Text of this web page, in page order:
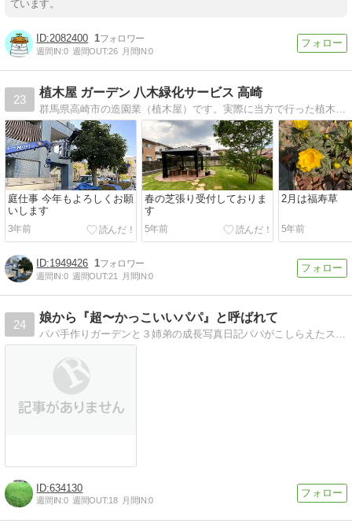
ています。
2082400 1
週間IN:0 週間OUT:26 月間IN:0
23
植木屋 ガーデン 八木緑化サービス 高崎
庭仕事 今年もよろしくお願
いします
3年前
春の芝張り受付しておりま
す
5年前
2月は福寿草
5年前
1949426 1
週間IN:0 週間OUT:21 月間IN:0
24
娘から『超〜かっこいいパパ』と呼ばれて
634130
週間IN:0 週間OUT:18 月間IN:0